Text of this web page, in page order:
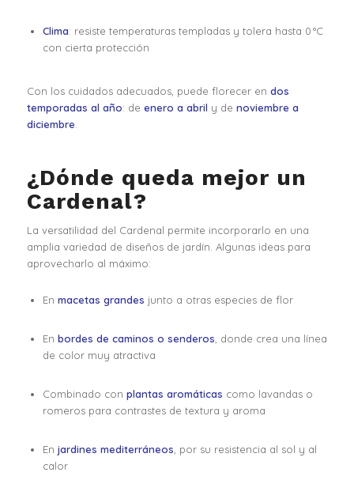
Clima: resiste temperaturas templadas y tolera hasta 0 °C
con cierta protección
Con los cuidados adecuados, puede florecer en dos
temporadas al año: de enero a abril y de noviembre a
diciembre
¿Dónde queda mejor un
Cardenal?
La versatilidad del Cardenal permite incorporarlo en una
amplia variedad de diseños de jardín. Algunas ideas para
aprovecharlo al máximo:
En macetas grandes junto a otras especies de flor
En bordes de caminos o senderos , donde crea una línea
de color muy atractiva
Combinado con plantas aromáticas como lavandas o
romeros para contrastes de textura y aroma
En jardines mediterráneos, por su resistencia al sol y al
calor